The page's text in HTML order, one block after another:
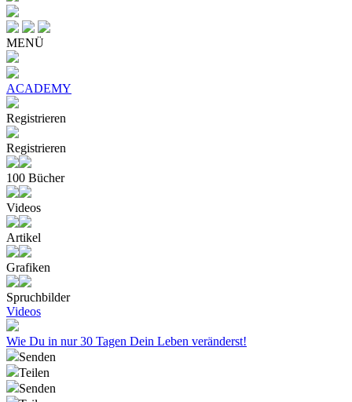
MENÜ
ACADEMY
Registrieren
Registrieren
100 Bücher
Videos
Artikel
Grafiken
Spruchbilder
Videos
Wie Du in nur 30 Tagen Dein Leben veränderst!
Senden
Teilen
Senden